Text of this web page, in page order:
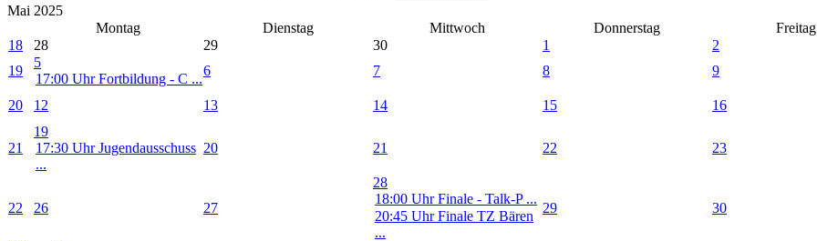
Mai 2025
Montag
Dienstag Mittwoch Donnerstag
Freitag
18
28 29 30 1
2
19
5
17:00 Uhr Fortbildung - C ...
6 7 8 9
20 12 13 14 15 16
21
19
17:30 Uhr Jugendausschuss
...
20 21 22 23
22 26 27
28
18:00 Uhr Finale - Talk-P ...
20:45 Uhr Finale TZ Bären
...
29 30